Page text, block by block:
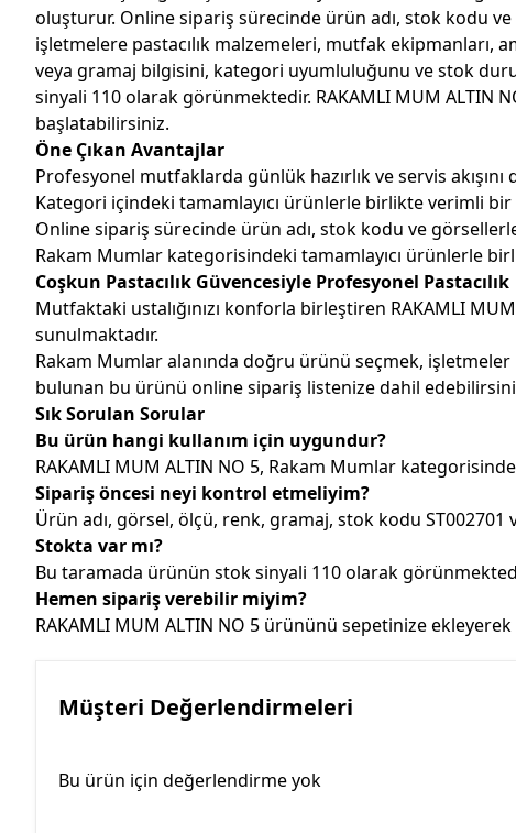
oluşturur. Online sipariş sürecinde ürün adı, stok kodu
işletmelere pastacılık malzemeleri, mutfak ekipmanları,
veya gramaj bilgisini, kategori uyumluluğunu ve stok
sinyali 110 olarak görünmektedir. RAKAMLI MUM ALTIN
başlatabilirsiniz.
Öne Çıkan Avantajlar
Profesyonel mutfaklarda günlük hazırlık ve servis akışını
Kategori içindeki tamamlayıcı ürünlerle birlikte verimli
Online sipariş sürecinde ürün adı, stok kodu ve
Rakam Mumlar kategorisindeki tamamlayıcı ürünlerle
Coşkun Pastacılık Güvencesiyle Profesyonel Pastacılık
Mutfaktaki ustalığınızı konforla birleştiren RAKAMLI
sunulmaktadır.
Rakam Mumlar alanında doğru ürünü seçmek,
bulunan bu ürünü online sipariş listenize dahil
Sık Sorulan Sorular
Bu ürün hangi kullanım için uygundur?
RAKAMLI MUM ALTIN NO 5, Rakam Mumlar
Sipariş öncesi neyi kontrol etmeliyim?
Ürün adı, görsel, ölçü, renk, gramaj, stok kodu
Stokta var mı?
Bu taramada ürünün stok sinyali 110 olarak
Hemen sipariş verebilir miyim?
RAKAMLI MUM ALTIN NO 5 ürününü sepetinize
Müşteri Değerlendirmeleri
Bu ürün için değerlendirme yok